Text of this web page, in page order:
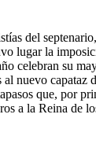
del
lugar la
celebran su
nuevo capataz
que, por
a la Reina de